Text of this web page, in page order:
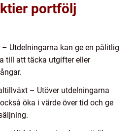
portfölj
Utdelningarna kan ge en pålitlig
till att täcka utgifter eller
– Utöver utdelningarna
öka i värde över tid och ge